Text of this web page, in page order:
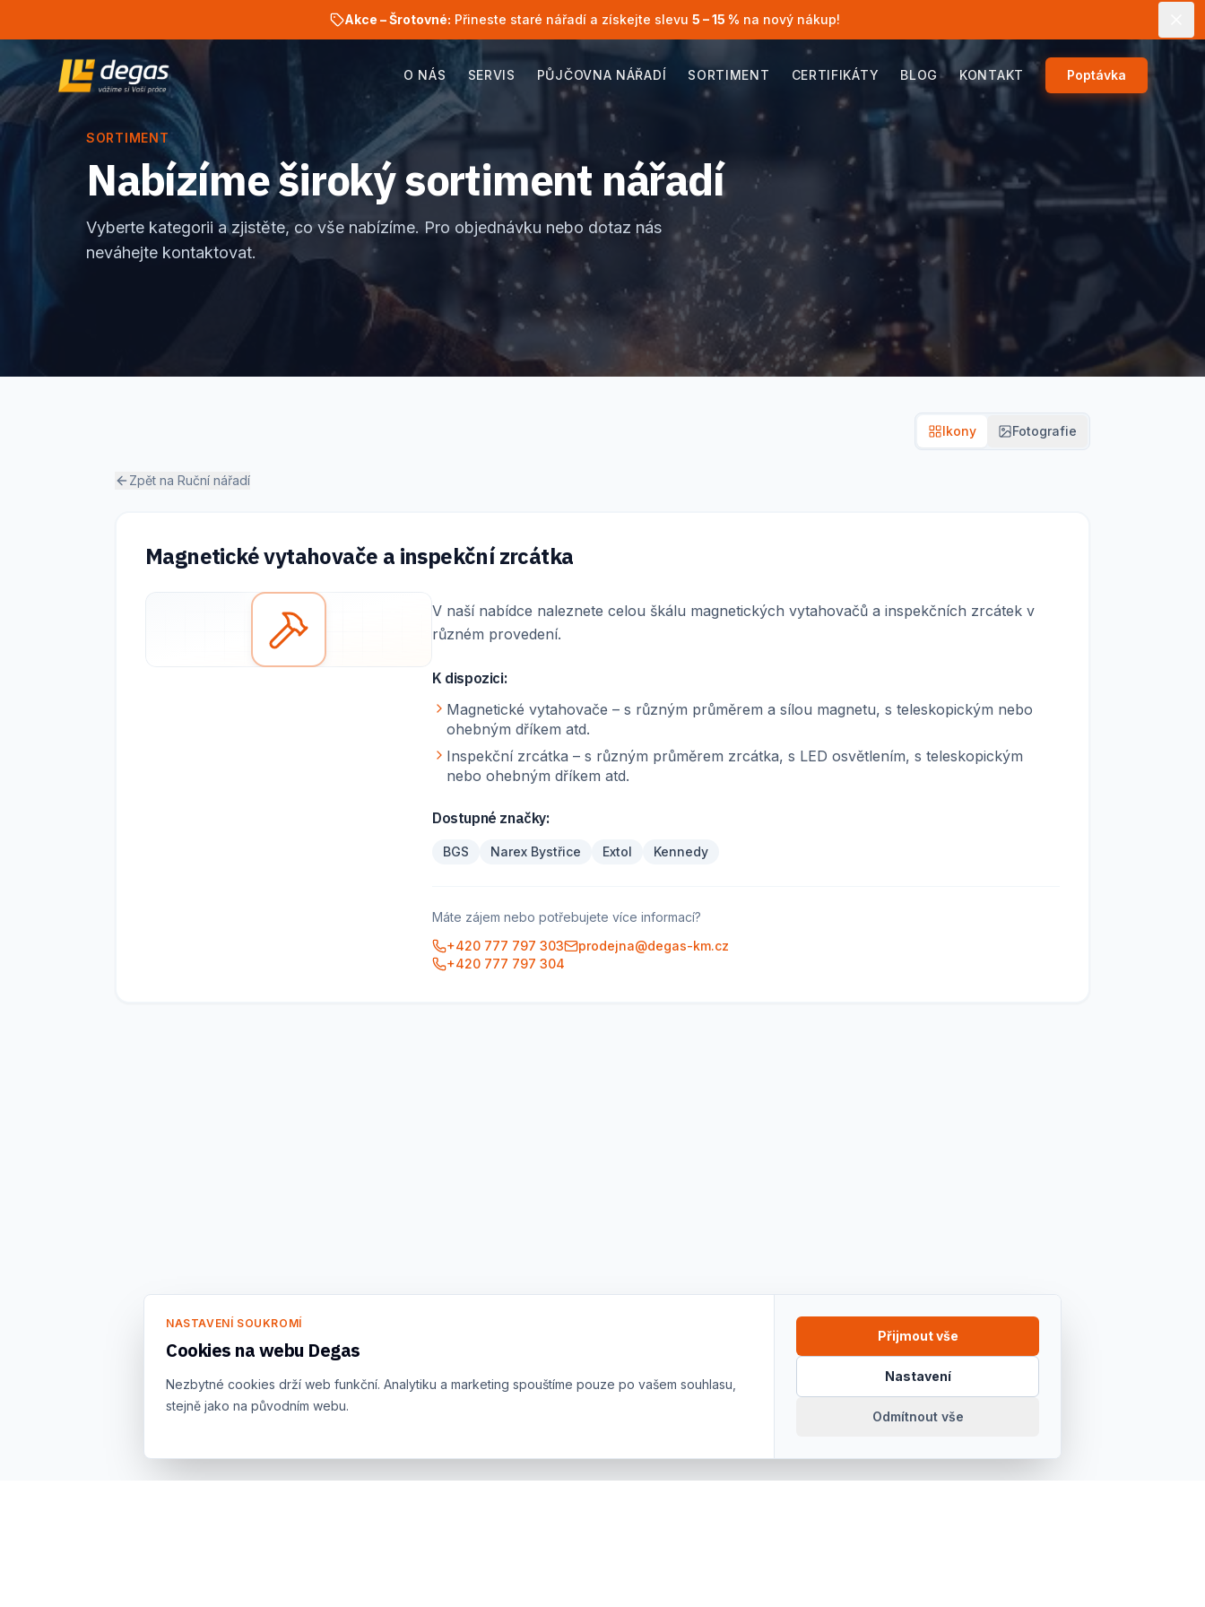
Akce – Šrotovné: Přineste staré nářadí a získejte slevu 5 – 15 % na nový nákup!
O NÁS SERVIS PŮJČOVNA NÁŘADÍ SORTIMENT CERTIFIKÁTY BLOG KONTAKT Poptávka
SORTIMENT
Nabízíme široký sortiment nářadí
Vyberte kategorii a zjistěte, co vše nabízíme. Pro objednávku nebo dotaz nás
neváhejte kontaktovat.
Ikony Fotografie
Zpět na Ruční nářadí
Magnetické vytahovače a inspekční zrcátka
V naší nabídce naleznete celou škálu magnetických vytahovačů a inspekčních zrcátek v
různém provedení.
K dispozici:
Magnetické vytahovače – s různým průměrem a sílou magnetu, s teleskopickým nebo
ohebným dříkem atd.
Inspekční zrcátka – s různým průměrem zrcátka, s LED osvětlením, s teleskopickým
nebo ohebným dříkem atd.
Dostupné značky:
BGS Narex Bystřice Extol Kennedy
Máte zájem nebo potřebujete více informací?
+420 777 797 303
prodejna@degas-km.cz
+420 777 797 304
NASTAVENÍ SOUKROMÍ
Cookies na webu Degas
Nezbytné cookies drží web funkční. Analytiku a marketing spouštíme pouze po vašem souhlasu,
stejně jako na původním webu.
Přijmout vše
Nastavení
Odmítnout vše